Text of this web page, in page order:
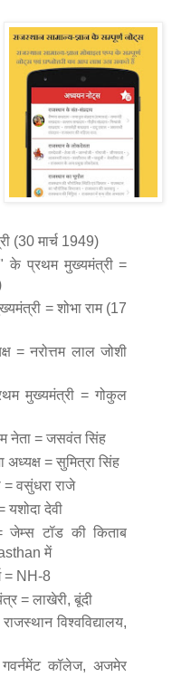
(30 मार्च 1949)
के प्रथम मुख्यमंत्री =
= शोभा राम (17
= नरोत्तम लाल जोशी
मुख्यमंत्री = गोकुल
नेता = जसवंत सिंह
अध्यक्ष = सुमित्रा सिंह
= वसुंधरा राजे
यशोदा देवी
जेम्स टॉड की किताब
में
= NH-8
= लाखेरी, बूंदी
विश्वविद्यालय,
गवर्नमेंट कॉलेज, अजमेर